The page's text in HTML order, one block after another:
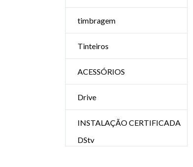
timbragem
Tinteiros
ACESSÓRIOS
Drive
INSTALAÇÃO CERTIFICADA
DStv